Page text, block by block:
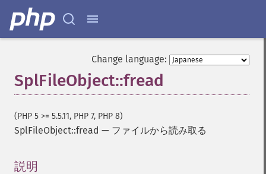
Change language:
SplFileObject::fread
(PHP 5 >= 5.5.11, PHP 7, PHP 8)
SplFileObject::fread — ファイルから読み取る
説明